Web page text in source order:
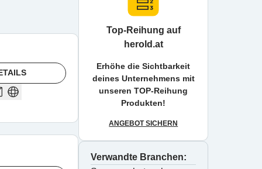
Top-Reihung auf
herold.at
Erhöhe die Sichtbarkeit
deines Unternehmens mit
unseren TOP-Reihung
Produkten!
ANGEBOT SICHERN
Verwandte Branchen: